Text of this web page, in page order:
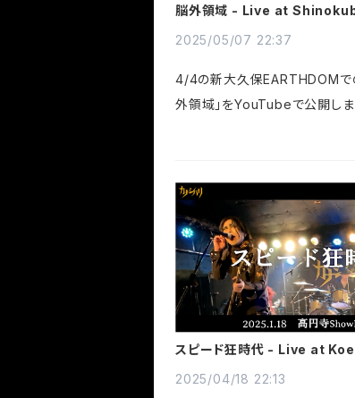
脳外領域 - Live at
2025/05/07 22:37
4/4の新大久保EARTHDOMで
外領域」をYouTubeで公開し
DOM is now on YouTube!カ
外...
スピード狂時代 - Live at
2025/04/18 22:13